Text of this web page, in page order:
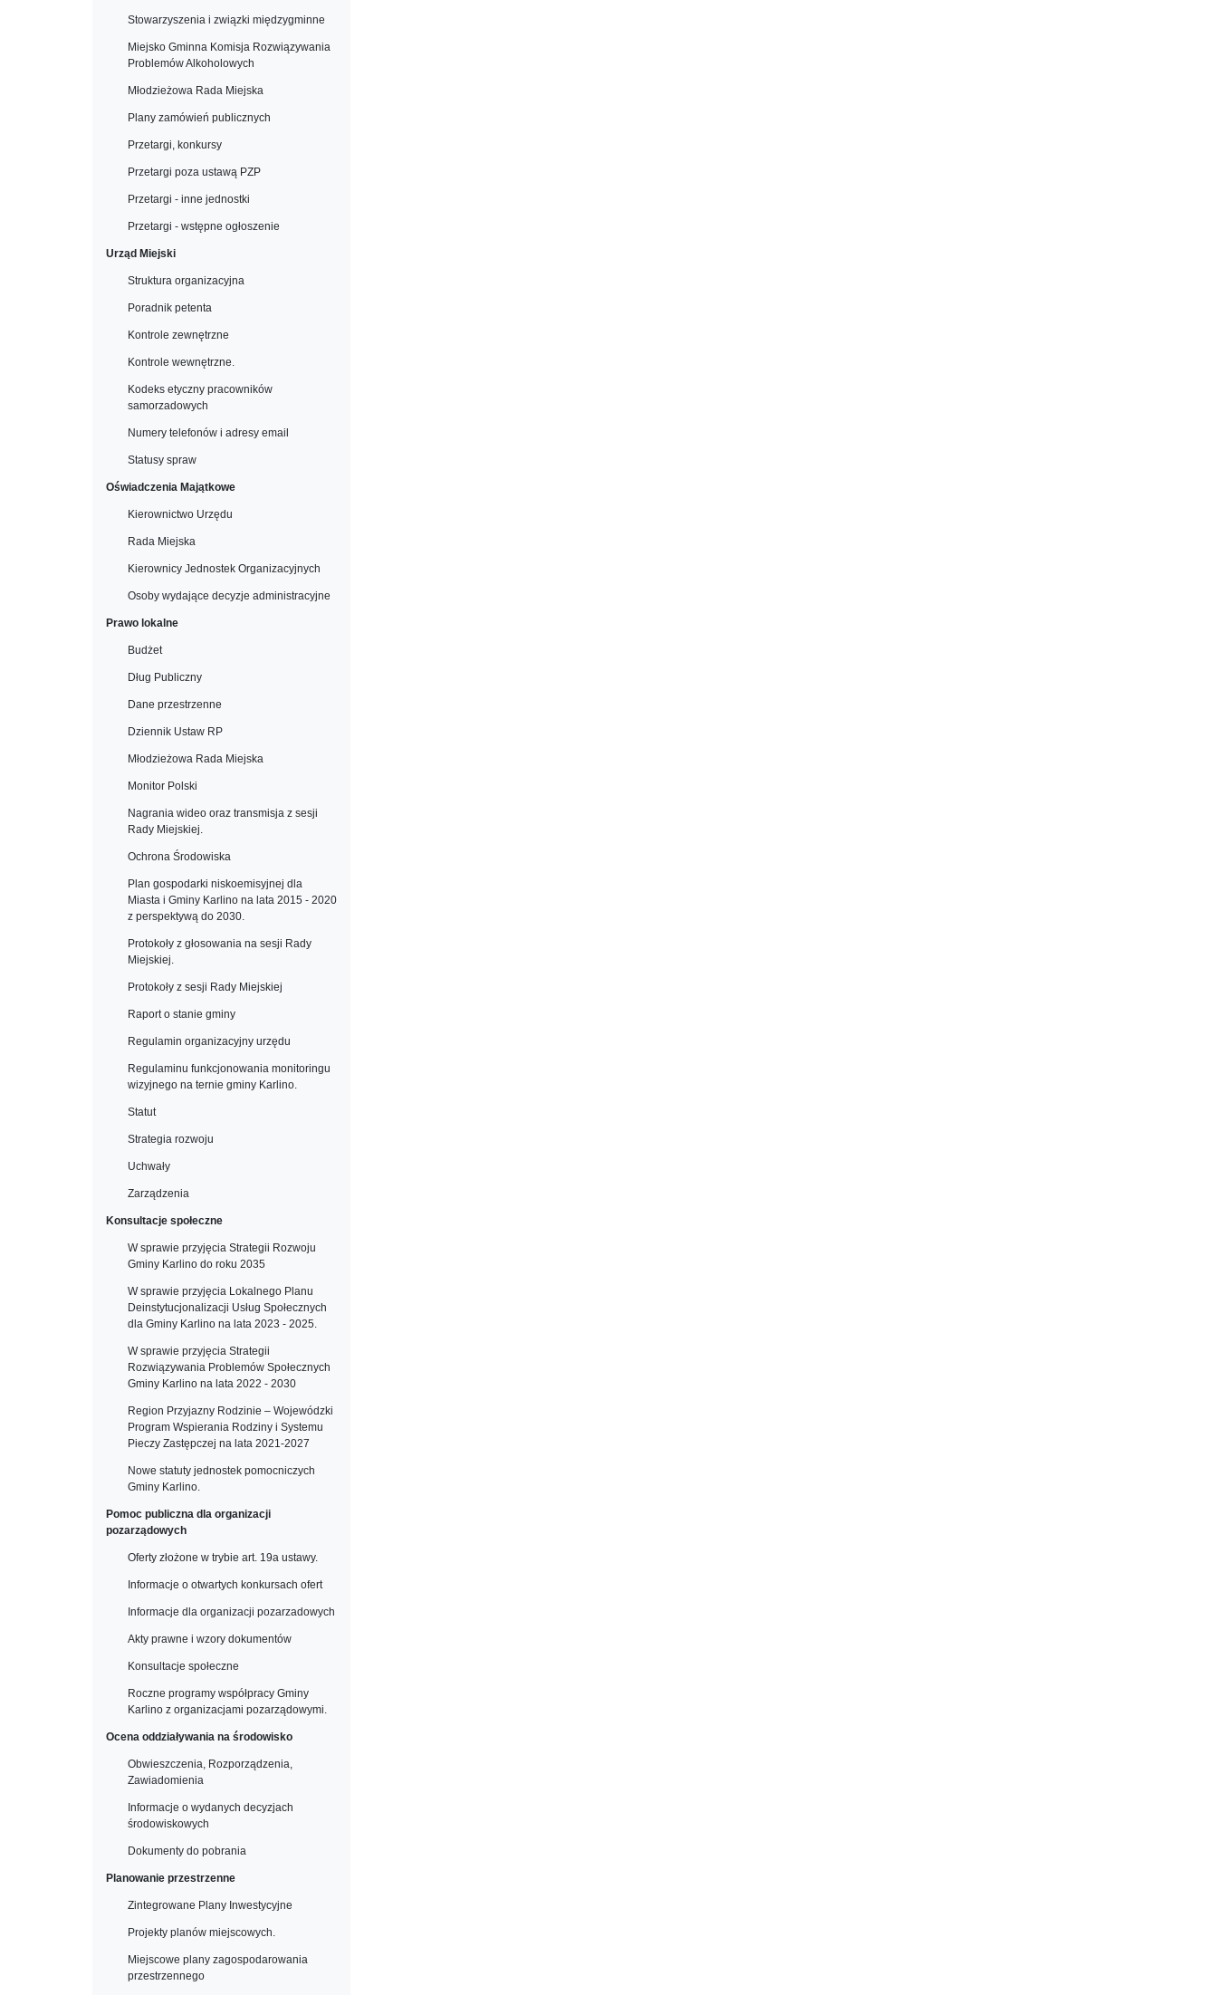
Stowarzyszenia i związki międzygminne
Miejsko Gminna Komisja Rozwiązywania
Problemów Alkoholowych
Młodzieżowa Rada Miejska
Plany zamówień publicznych
Przetargi, konkursy
Przetargi poza ustawą PZP
Przetargi - inne jednostki
Przetargi - wstępne ogłoszenie
Urząd Miejski
Struktura organizacyjna
Poradnik petenta
Kontrole zewnętrzne
Kontrole wewnętrzne.
Kodeks etyczny pracowników
samorzadowych
Numery telefonów i adresy email
Statusy spraw
Oświadczenia Majątkowe
Kierownictwo Urzędu
Rada Miejska
Kierownicy Jednostek Organizacyjnych
Osoby wydające decyzje administracyjne
Prawo lokalne
Budżet
Dług Publiczny
Dane przestrzenne
Dziennik Ustaw RP
Młodzieżowa Rada Miejska
Monitor Polski
Nagrania wideo oraz transmisja z sesji
Rady Miejskiej.
Ochrona Środowiska
Plan gospodarki niskoemisyjnej dla
Miasta i Gminy Karlino na lata 2015 - 2020
z perspektywą do 2030.
Protokoły z głosowania na sesji Rady
Miejskiej.
Protokoły z sesji Rady Miejskiej
Raport o stanie gminy
Regulamin organizacyjny urzędu
Regulaminu funkcjonowania monitoringu
wizyjnego na ternie gminy Karlino.
Statut
Strategia rozwoju
Uchwały
Zarządzenia
Konsultacje społeczne
W sprawie przyjęcia Strategii Rozwoju
Gminy Karlino do roku 2035
W sprawie przyjęcia Lokalnego Planu
Deinstytucjonalizacji Usług Społecznych
dla Gminy Karlino na lata 2023 - 2025.
W sprawie przyjęcia Strategii
Rozwiązywania Problemów Społecznych
Gminy Karlino na lata 2022 - 2030
Region Przyjazny Rodzinie – Wojewódzki
Program Wspierania Rodziny i Systemu
Pieczy Zastępczej na lata 2021-2027
Nowe statuty jednostek pomocniczych
Gminy Karlino.
Pomoc publiczna dla organizacji
pozarządowych
Oferty złożone w trybie art. 19a ustawy.
Informacje o otwartych konkursach ofert
Informacje dla organizacji pozarzadowych
Akty prawne i wzory dokumentów
Konsultacje społeczne
Roczne programy współpracy Gminy
Karlino z organizacjami pozarządowymi.
Ocena oddziaływania na środowisko
Obwieszczenia, Rozporządzenia,
Zawiadomienia
Informacje o wydanych decyzjach
środowiskowych
Dokumenty do pobrania
Planowanie przestrzenne
Zintegrowane Plany Inwestycyjne
Projekty planów miejscowych.
Miejscowe plany zagospodarowania
przestrzennego